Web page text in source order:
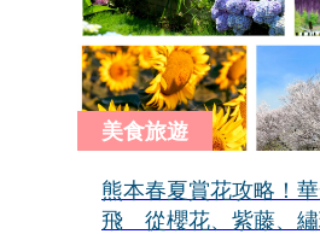
美食旅遊
熊本春夏賞花攻略！
飛 從櫻花、紫藤、繡